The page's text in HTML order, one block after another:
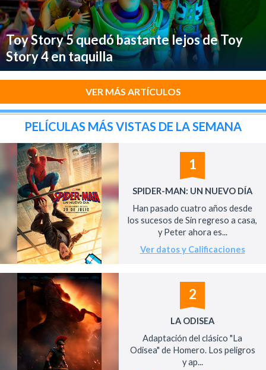
Toy Story 5 quedó bastante lejos de Toy
Story 4 en taquilla
VER MÁS ARTÍCULOS
PELÍCULAS MÁS VISTAS DE LA SEMANA
1
SPIDER-MAN: UN NUEVO DÍA
Han pasado cuatro años desde
los sucesos de Sin regreso a casa,
y Peter ahora es...
Ver datos y Calificaciones
2
LA ODISEA
Adaptación del clásico "La
Odisea" de Homero. Los peligros
y ap...